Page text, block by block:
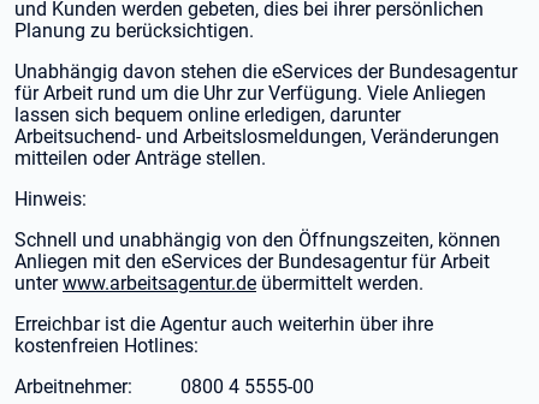
und Kunden werden gebeten, dies bei ihrer persönlichen
Planung zu berücksichtigen.
Unabhängig davon stehen die eServices der Bundesagentur
für Arbeit rund um die Uhr zur Verfügung. Viele Anliegen
lassen sich bequem online erledigen, darunter
Arbeitsuchend- und Arbeitslosmeldungen, Veränderungen
mitteilen oder Anträge stellen.
Hinweis:
Schnell und unabhängig von den Öffnungszeiten, können
Anliegen mit den eServices der Bundesagentur für Arbeit
unterwww.arbeitsagentur.de übermittelt werden.
Erreichbar ist die Agentur auch weiterhin über ihre
kostenfreien Hotlines:
Arbeitnehmer: 0800 4 5555-00